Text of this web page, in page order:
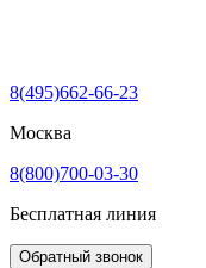
8(495)662-66-23
Москва
8(800)700-03-30
Бесплатная линия
Обратный звонок